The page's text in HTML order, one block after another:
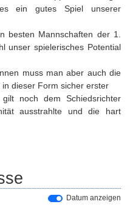
ein gutes Spiel unserer
besten Mannschaften der 1.
unser spielerisches Potential
muss man aber auch die
dieser Form sicher erster
noch dem Schiedsrichter
ausstrahlte und die hart
Datum anzeigen